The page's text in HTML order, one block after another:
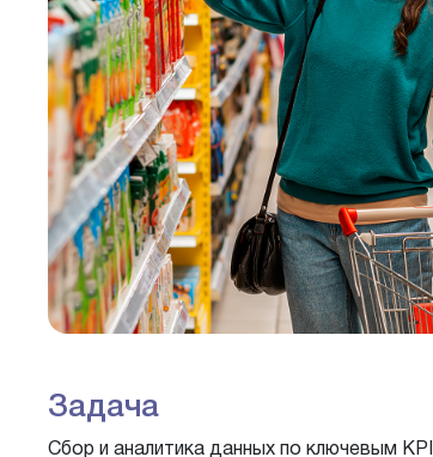
Задача
Сбор и аналитика данных по ключевым